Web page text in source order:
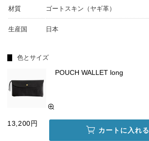
材質 ゴートスキン（ヤギ革）
生産国 日本
色とサイズ
POUCH WALLET long
13,200円
カートに入れる